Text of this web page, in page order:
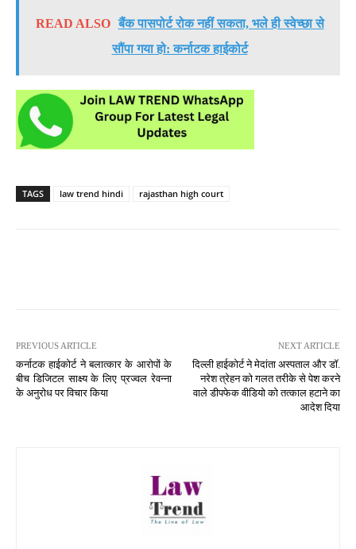
READ ALSO बैंक पासपोर्ट रोक नहीं सकता, भले ही स्वेच्छा से
सौंपा गया हो: कर्नाटक हाईकोर्ट
TAGS law trend hindi rajasthan high court
PREVIOUS ARTICLE
कर्नाटक हाईकोर्ट ने बलात्कार के आरोपों के
बीच डिजिटल साक्ष्य के लिए प्रज्वल रेवन्ना
के अनुरोध पर विचार किया
NEXT ARTICLE
दिल्ली हाईकोर्ट ने मेदांता अस्पताल और डॉ.
नरेश त्रेहन को गलत तरीके से पेश करने
वाले डीपफेक वीडियो को तत्काल हटाने का
आदेश दिया